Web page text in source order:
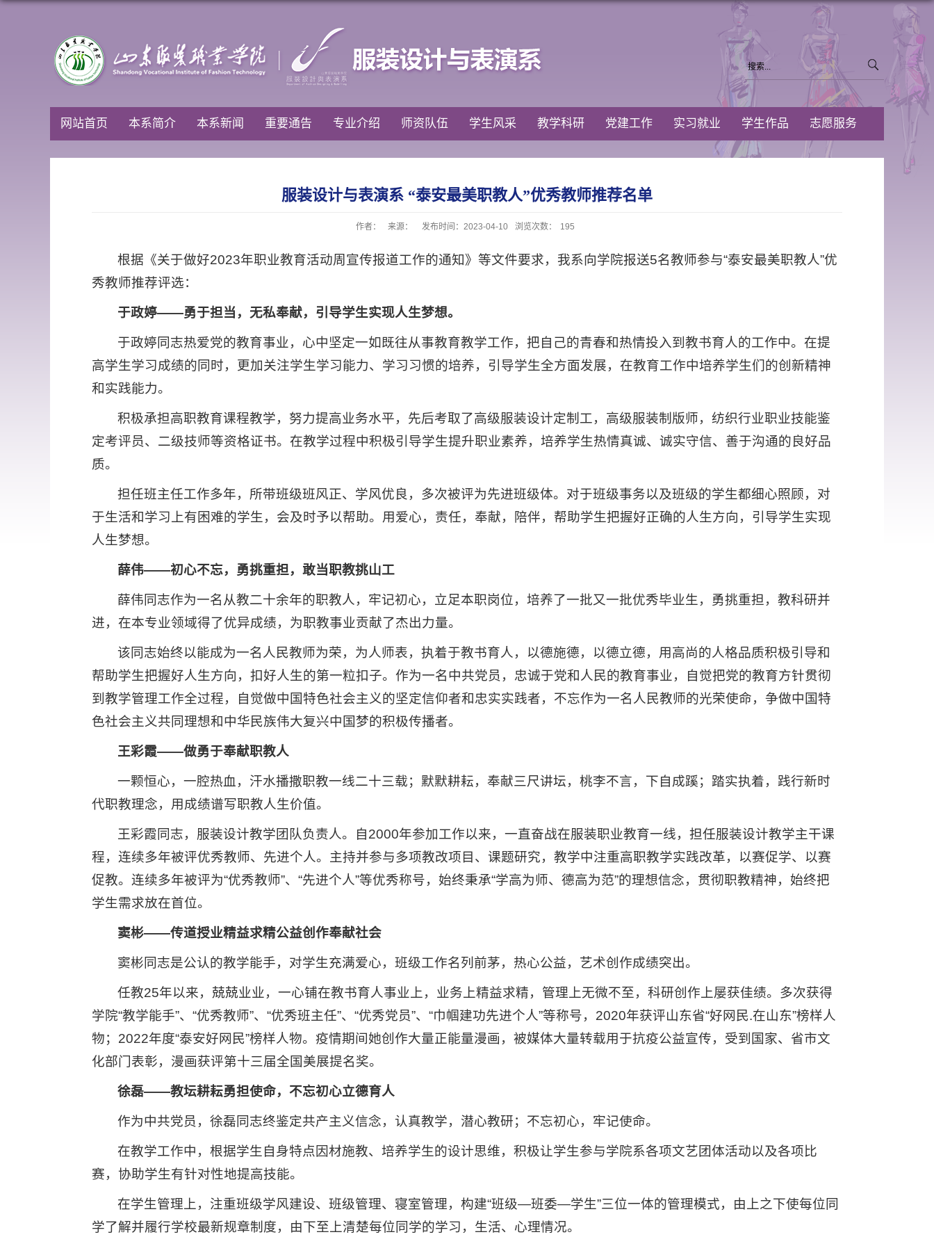
网站首页 本系简介 本系新闻 重要通告 专业介绍 师资队伍 学生风采 教学科研 党建工作 实习就业 学生作品 志愿服务
服装设计与表演系 “泰安最美职教人”优秀教师推荐名单
作者： 来源： 发布时间：2023-04-10 浏览次数： 195
根据《关于做好2023年职业教育活动周宣传报道工作的通知》等文件要求，我系向学院报送5名教师参与“泰安最美职教人”优
秀教师推荐评选：
于政婷——勇于担当，无私奉献，引导学生实现人生梦想。
于政婷同志热爱党的教育事业，心中坚定一如既往从事教育教学工作，把自己的青春和热情投入到教书育人的工作中。在提
高学生学习成绩的同时，更加关注学生学习能力、学习习惯的培养，引导学生全方面发展，在教育工作中培养学生们的创新精神
和实践能力。
积极承担高职教育课程教学，努力提高业务水平，先后考取了高级服装设计定制工，高级服装制版师，纺织行业职业技能鉴
定考评员、二级技师等资格证书。在教学过程中积极引导学生提升职业素养，培养学生热情真诚、诚实守信、善于沟通的良好品
质。
担任班主任工作多年，所带班级班风正、学风优良，多次被评为先进班级体。对于班级事务以及班级的学生都细心照顾，对
于生活和学习上有困难的学生，会及时予以帮助。用爱心，责任，奉献，陪伴，帮助学生把握好正确的人生方向，引导学生实现
人生梦想。
薛伟——初心不忘，勇挑重担，敢当职教挑山工
薛伟同志作为一名从教二十余年的职教人，牢记初心，立足本职岗位，培养了一批又一批优秀毕业生，勇挑重担，教科研并
进，在本专业领域得了优异成绩，为职教事业贡献了杰出力量。
该同志始终以能成为一名人民教师为荣，为人师表，执着于教书育人，以德施德，以德立德，用高尚的人格品质积极引导和
帮助学生把握好人生方向，扣好人生的第一粒扣子。作为一名中共党员，忠诚于党和人民的教育事业，自觉把党的教育方针贯彻
到教学管理工作全过程，自觉做中国特色社会主义的坚定信仰者和忠实实践者，不忘作为一名人民教师的光荣使命，争做中国特
色社会主义共同理想和中华民族伟大复兴中国梦的积极传播者。
王彩霞——做勇于奉献职教人
一颗恒心，一腔热血，汗水播撒职教一线二十三载；默默耕耘，奉献三尺讲坛，桃李不言，下自成蹊；踏实执着，践行新时
代职教理念，用成绩谱写职教人生价值。
王彩霞同志，服装设计教学团队负责人。自2000年参加工作以来，一直奋战在服装职业教育一线，担任服装设计教学主干课
程，连续多年被评优秀教师、先进个人。主持并参与多项教改项目、课题研究，教学中注重高职教学实践改革，以赛促学、以赛
促教。连续多年被评为“优秀教师”、“先进个人”等优秀称号，始终秉承“学高为师、德高为范”的理想信念，贯彻职教精神，始终把
学生需求放在首位。
窦彬——传道授业精益求精公益创作奉献社会
窦彬同志是公认的教学能手，对学生充满爱心，班级工作名列前茅，热心公益，艺术创作成绩突出。
任教25年以来，兢兢业业，一心铺在教书育人事业上，业务上精益求精，管理上无微不至，科研创作上屡获佳绩。多次获得
学院“教学能手”、“优秀教师”、“优秀班主任”、“优秀党员”、“巾帼建功先进个人”等称号，2020年获评山东省“好网民.在山东”榜样人
物；2022年度“泰安好网民”榜样人物。疫情期间她创作大量正能量漫画，被媒体大量转载用于抗疫公益宣传，受到国家、省市文
化部门表彰，漫画获评第十三届全国美展提名奖。
徐磊——教坛耕耘勇担使命，不忘初心立德育人
作为中共党员，徐磊同志终鉴定共产主义信念，认真教学，潜心教研；不忘初心，牢记使命。
在教学工作中，根据学生自身特点因材施教、培养学生的设计思维，积极让学生参与学院系各项文艺团体活动以及各项比
赛，协助学生有针对性地提高技能。
在学生管理上，注重班级学风建设、班级管理、寝室管理，构建“班级—班委—学生”三位一体的管理模式，由上之下使每位同
学了解并履行学校最新规章制度，由下至上清楚每位同学的学习，生活、心理情况。